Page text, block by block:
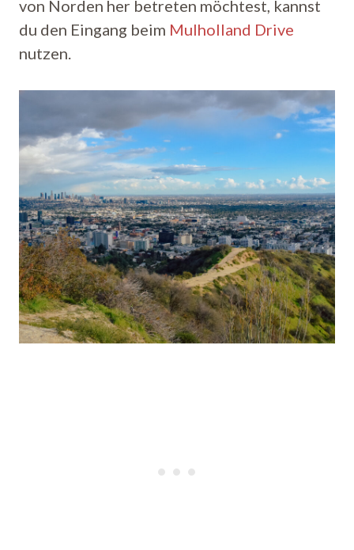
von Norden her betreten möchtest, kannst
du den Eingang beim Mulholland Drive
nutzen.